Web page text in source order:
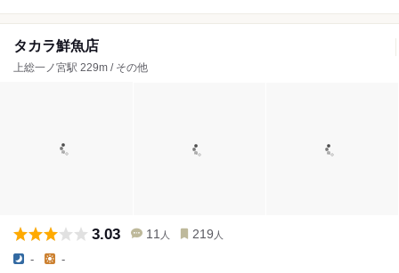
タカラ鮮魚店
上総一ノ宮駅 229m / その他
3.03 11 人 219 人
- -